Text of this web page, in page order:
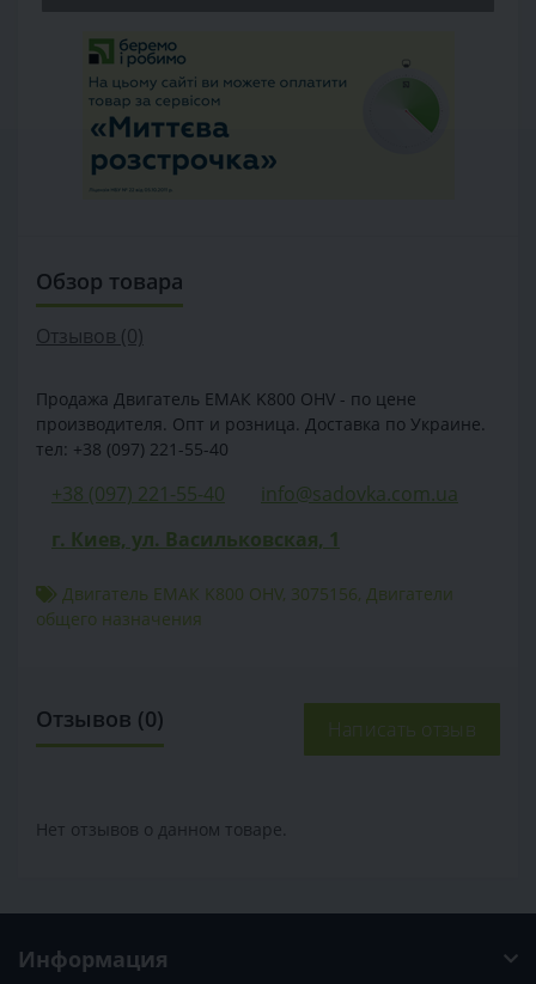
Обзор товара
Отзывов (0)
Продажа Двигатель ЕМАК K800 OHV - по цене
производителя. Опт и розница. Доставка по Украине.
тел: +38 (097) 221-55-40
+38 (097) 221-55-40
info@sadovka.com.ua
г. Киев, ул. Васильковская, 1
Двигатель ЕМАК K800 OHV, 3075156, Двигатели
общего назначения
Отзывов (0) Написать отзыв
Нет отзывов о данном товаре.
Информация